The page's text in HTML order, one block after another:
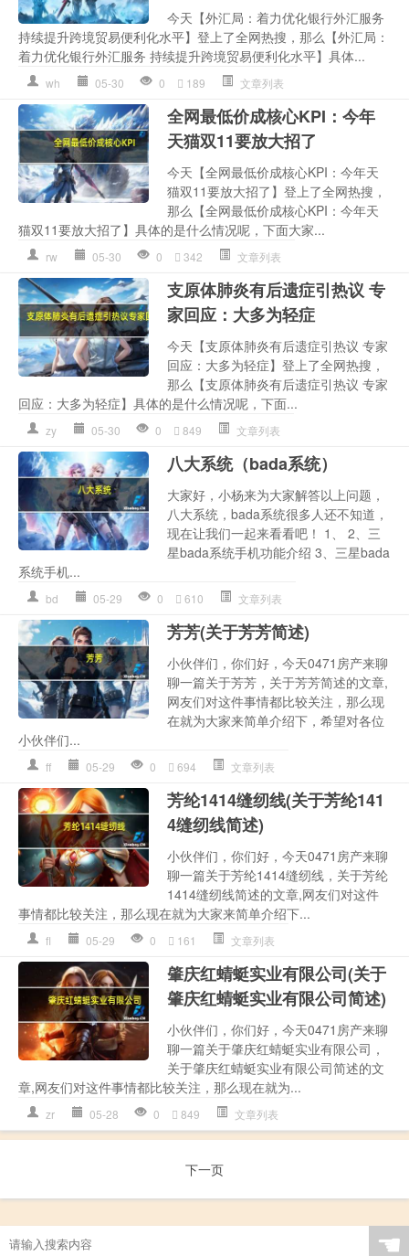
今天【外汇局：着力优化银行外汇服务
持续提升跨境贸易便利化水平】登上了全网热搜，那么【外汇局：
着力优化银行外汇服务 持续提升跨境贸易便利化水平】具体...
wh 05-30 0 189 文章列表
全网最低价成核心KPI：今年
天猫双11要放大招了
今天【全网最低价成核心KPI：今年天
猫双11要放大招了】登上了全网热搜，
那么【全网最低价成核心KPI：今年天
猫双11要放大招了】具体的是什么情况呢，下面大家...
rw 05-30 0 342 文章列表
支原体肺炎有后遗症引热议 专
家回应：大多为轻症
今天【支原体肺炎有后遗症引热议 专家
回应：大多为轻症】登上了全网热搜，
那么【支原体肺炎有后遗症引热议 专家
回应：大多为轻症】具体的是什么情况呢，下面...
zy 05-30 0 849 文章列表
八大系统（bada系统）
大家好，小杨来为大家解答以上问题，
八大系统，bada系统很多人还不知道，
现在让我们一起来看看吧！ 1、 2、三
星bada系统手机功能介绍 3、三星bada
系统手机...
bd 05-29 0 610 文章列表
芳芳(关于芳芳简述)
小伙伴们，你们好，今天0471房产来聊
聊一篇关于芳芳，关于芳芳简述的文章,
网友们对这件事情都比较关注，那么现
在就为大家来简单介绍下，希望对各位
小伙伴们...
ff 05-29 0 694 文章列表
芳纶1414缝纫线(关于芳纶141
4缝纫线简述)
小伙伴们，你们好，今天0471房产来聊
聊一篇关于芳纶1414缝纫线，关于芳纶
1414缝纫线简述的文章,网友们对这件
事情都比较关注，那么现在就为大家来简单介绍下...
fl 05-29 0 161 文章列表
肇庆红蜻蜓实业有限公司(关于
肇庆红蜻蜓实业有限公司简述)
小伙伴们，你们好，今天0471房产来聊
聊一篇关于肇庆红蜻蜓实业有限公司，
关于肇庆红蜻蜓实业有限公司简述的文
章,网友们对这件事情都比较关注，那么现在就为...
zr 05-28 0 849 文章列表
下一页
☚